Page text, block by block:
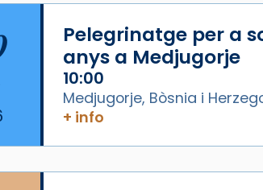
Pelegrinatge per a
anys a Medjugorje
10:00
Medjugorje, Bòsnia i
+ info